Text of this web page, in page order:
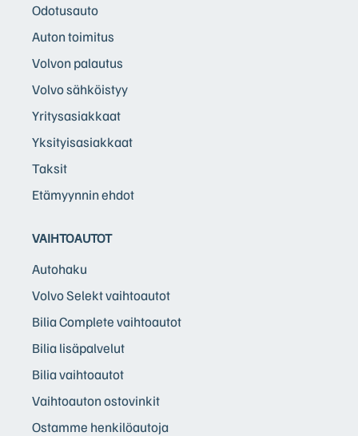
Odotusauto
Auton toimitus
Volvon palautus
Volvo sähköistyy
Yritysasiakkaat
Yksityisasiakkaat
Taksit
Etämyynnin ehdot
VAIHTOAUTOT
Autohaku
Volvo Selekt vaihtoautot
Bilia Complete vaihtoautot
Bilia lisäpalvelut
Bilia vaihtoautot
Vaihtoauton ostovinkit
Ostamme henkilöautoja